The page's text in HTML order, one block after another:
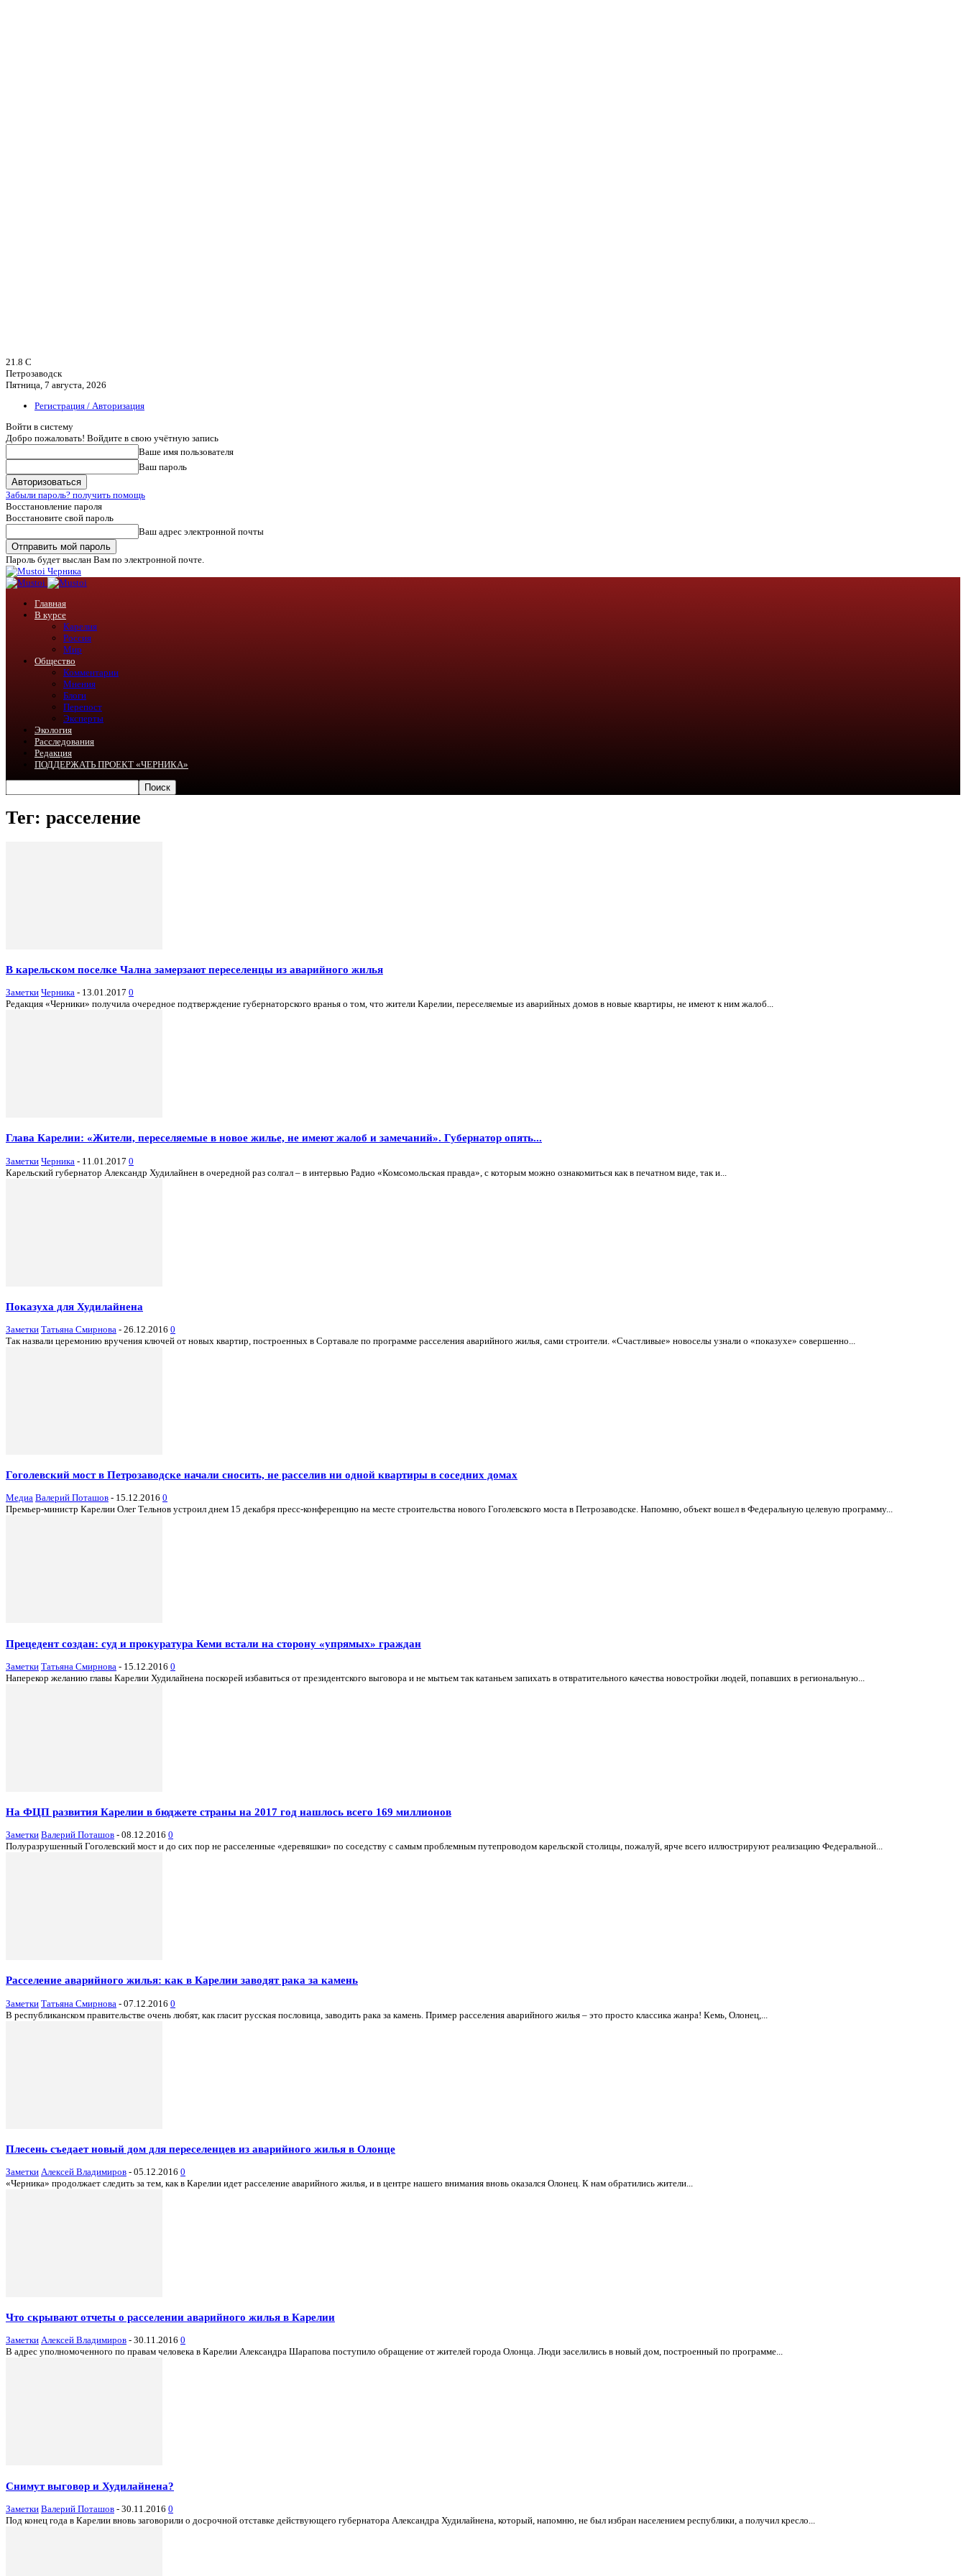
21.8 C
Петрозаводск
Пятница, 7 августа, 2026
Регистрация / Авторизация
Войти в систему
Добро пожаловать! Войдите в свою учётную запись
Ваше имя пользователя
Ваш пароль
Забыли пароль? получить помощь
Восстановление пароля
Восстановите свой пароль
Ваш адрес электронной почты
Пароль будет выслан Вам по электронной почте.
Черника
Главная
В курсе
Карелия
Россия
Мир
Общество
Комментарии
Мнения
Блоги
Перепост
Эксперты
Экология
Расследования
Редакция
ПОДДЕРЖАТЬ ПРОЕКТ «ЧЕРНИКА»
Тег: расселение
В карельском поселке Чална замерзают переселенцы из аварийного жилья
Заметки Черника - 13.01.2017 0
Редакция «Черники» получила очередное подтверждение губернаторского вранья о том, что жители Карелии, переселяемые из аварийных домов в новые квартиры, не имеют к ним жалоб...
Глава Карелии: «Жители, переселяемые в новое жилье, не имеют жалоб и замечаний». Губернатор опять...
Заметки Черника - 11.01.2017 0
Карельский губернатор Александр Худилайнен в очередной раз солгал – в интервью Радио «Комсомольская правда», с которым можно ознакомиться как в печатном виде, так и...
Показуха для Худилайнена
Заметки Татьяна Смирнова - 26.12.2016 0
Так назвали церемонию вручения ключей от новых квартир, построенных в Сортавале по программе расселения аварийного жилья, сами строители. «Счастливые» новоселы узнали о «показухе» совершенно...
Гоголевский мост в Петрозаводске начали сносить, не расселив ни одной квартиры в соседних домах
Медиа Валерий Поташов - 15.12.2016 0
Премьер-министр Карелии Олег Тельнов устроил днем 15 декабря пресс-конференцию на месте строительства нового Гоголевского моста в Петрозаводске. Напомню, объект вошел в Федеральную целевую программу...
Прецедент создан: суд и прокуратура Кеми встали на сторону «упрямых» граждан
Заметки Татьяна Смирнова - 15.12.2016 0
Наперекор желанию главы Карелии Худилайнена поскорей избавиться от президентского выговора и не мытьем так катаньем запихать в отвратительного качества новостройки людей, попавших в региональную...
На ФЦП развития Карелии в бюджете страны на 2017 год нашлось всего 169 миллионов
Заметки Валерий Поташов - 08.12.2016 0
Полуразрушенный Гоголевский мост и до сих пор не расселенные «деревяшки» по соседству с самым проблемным путепроводом карельской столицы, пожалуй, ярче всего иллюстрируют реализацию Федеральной...
Расселение аварийного жилья: как в Карелии заводят рака за камень
Заметки Татьяна Смирнова - 07.12.2016 0
В республиканском правительстве очень любят, как гласит русская пословица, заводить рака за камень. Пример расселения аварийного жилья – это просто классика жанра! Кемь, Олонец,...
Плесень съедает новый дом для переселенцев из аварийного жилья в Олонце
Заметки Алексей Владимиров - 05.12.2016 0
«Черника» продолжает следить за тем, как в Карелии идет расселение аварийного жилья, и в центре нашего внимания вновь оказался Олонец. К нам обратились жители...
Что скрывают отчеты о расселении аварийного жилья в Карелии
Заметки Алексей Владимиров - 30.11.2016 0
В адрес уполномоченного по правам человека в Карелии Александра Шарапова поступило обращение от жителей города Олонца. Люди заселились в новый дом, построенный по программе...
Снимут выговор и Худилайнена?
Заметки Валерий Поташов - 30.11.2016 0
Под конец года в Карелии вновь заговорили о досрочной отставке действующего губернатора Александра Худилайнена, который, напомню, не был избран населением республики, а получил кресло...